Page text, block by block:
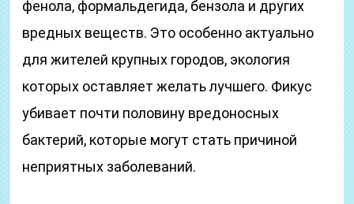
фенола, формальдегида, бензола и других
вредных веществ. Это особенно актуально
для жителей крупных городов, экология
которых оставляет желать лучшего. Фикус
убивает почти половину вредоносных
бактерий, которые могут стать причиной
неприятных заболеваний.